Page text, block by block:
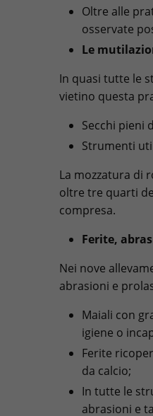
Oltre alle
osservate
Le
In quasi tutte le
vietino questa
Secchi pieni
Strumenti
La mozzatura di
oltre tre quarti
compresa.
Ferite,
Nei nove
abrasioni e
Maiali con
igiene o
Ferite
da calcio;
In tutte le
abrasioni e